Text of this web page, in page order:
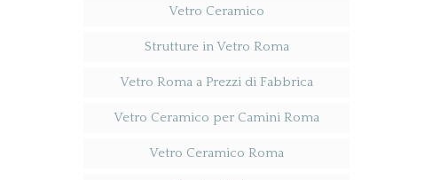
Vetro Ceramico
Strutture in Vetro Roma
Vetro Roma a Prezzi di Fabbrica
Vetro Ceramico per Camini Roma
Vetro Ceramico Roma